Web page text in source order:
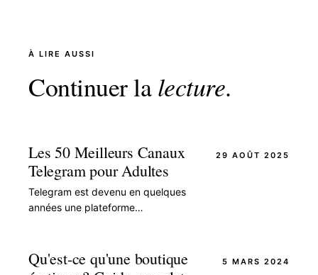
À LIRE AUSSI
Continuer lalecture.
Les 50 Meilleurs Canaux
Telegram pour Adultes
Telegram est devenu en quelques
années une plateforme
une interface simple et…
29 AOÛT 2025
Qu'est-ce qu'une boutique
5 MARS 2024